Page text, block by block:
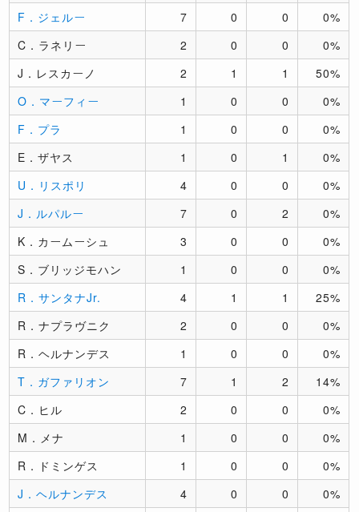
F．ジェルー
7 0 0
0%
C．ラネリー
2 0 0
0%
J．レスカーノ
2 1 1
50%
O．マーフィー
1 0 0
0%
F．プラ
1 0 0
0%
E．ザヤス
1 0 1
0%
U．リスポリ
4 0 0
0%
J．ルパルー
7 0 2
0%
K．カームーシュ
3 0 0
0%
S．ブリッジモハン
1 0 0
0%
R．サンタナJr.
4 1 1
25%
R．ナプラヴニク
2 0 0
0%
R．ヘルナンデス
1 0 0
0%
T．ガファリオン
7 1 2
14%
C．ヒル
2 0 0
0%
M．メナ
1 0 0
0%
R．ドミンゲス
1 0 0
0%
J．ヘルナンデス
4 0 0
0%